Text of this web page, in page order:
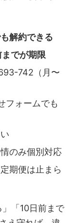
解約できる
でが期限
742（月〜
フォームでも
のみ個別対応
期便は止まら
「10日前まで